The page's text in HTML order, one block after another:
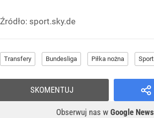
Źródło: sport.sky.de
Transfery Bundesliga Piłka nożna Sport
Obserwuj nas w Google News
SKOMENTUJ